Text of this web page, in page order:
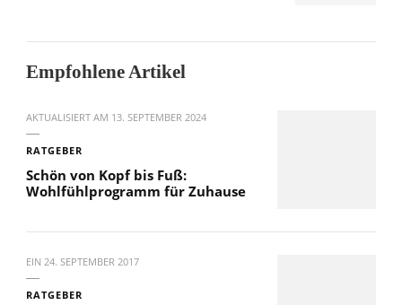
Empfohlene Artikel
AKTUALISIERT AM 13. SEPTEMBER 2024
RATGEBER
Schön von Kopf bis Fuß:
Wohlfühlprogramm für Zuhause
EIN 24. SEPTEMBER 2017
RATGEBER